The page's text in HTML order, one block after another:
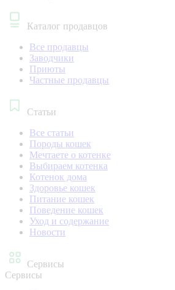
Каталог продавцов
Все продавцы
Заводчики
Приюты
Частные продавцы
Статьи
Все статьи
Породы кошек
Мечтаете о котенке
Выбираем котенка
Котенок дома
Здоровье кошек
Питание кошек
Поведение кошек
Уход и содержание
Новости
Сервисы
Сервисы